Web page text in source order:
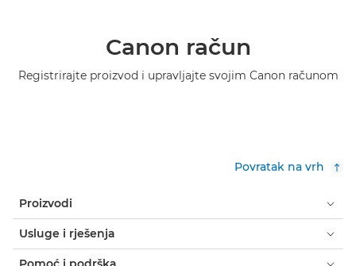
Canon račun
Registrirajte proizvod i upravljajte svojim Canon računom
Povratak na vrh
Proizvodi
Usluge i rješenja